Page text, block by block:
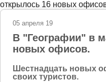
открылось 16 новых
05 апреля 19
В "Географии" в
новых офисов.
Шестнадцать новых
своих туристов.